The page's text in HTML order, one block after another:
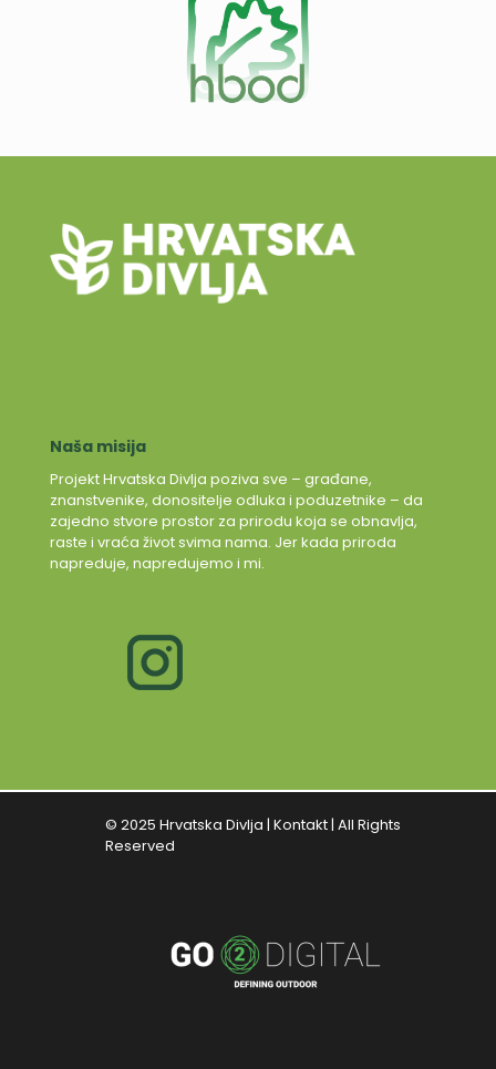
Naša misija
Projekt Hrvatska Divlja poziva sve – građane,
znanstvenike, donositelje odluka i poduzetnike – da
zajedno stvore prostor za prirodu koja se obnavlja,
raste i vraća život svima nama. Jer kada priroda
napreduje, napredujemo i mi.
© 2025 Hrvatska Divlja | Kontakt| All Rights
Reserved